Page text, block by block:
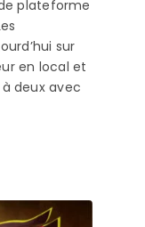
plateforme
sur
en local et
deux avec